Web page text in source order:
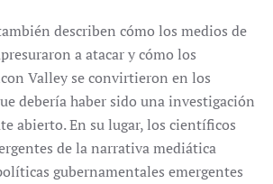
describen cómo los medios de
a atacar y cómo los
Valley se convirtieron en los
debería haber sido una investigación
abierto. En su lugar, los científicos
de la narrativa mediática
gubernamentales emergentes